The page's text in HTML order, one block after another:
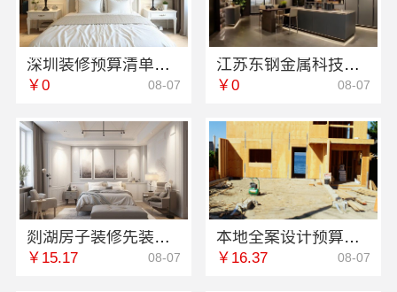
深圳装修预算清单零增项承诺，广东鼎饰空间装饰
￥0 08-07
江苏东钢金属科技有限公司全屋不锈钢定制生产商本地
￥0 08-07
剡湖房子装修先装后付，浙江宜美嘉装饰工程有限公司放心之选
￥15.17 08-07
本地全案设计预算清单湖南创益讯建筑有限公司
￥16.37 08-07